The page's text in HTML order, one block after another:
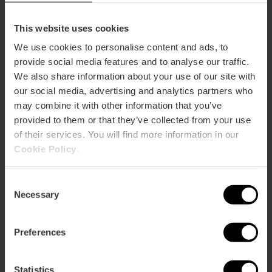
This website uses cookies
We use cookies to personalise content and ads, to
provide social media features and to analyse our traffic.
We also share information about your use of our site with
our social media, advertising and analytics partners who
may combine it with other information that you’ve
provided to them or that they’ve collected from your use
of their services. You will find more information in our
Cookie Policy
Selection
Necessary
Preferences
Statistics